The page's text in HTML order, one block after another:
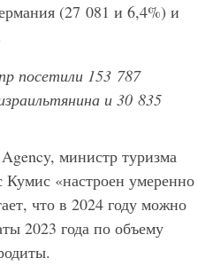
(27 081 и 6,4%) и
посетили 153 787
и 30 835
министр туризма
«настроен умеренно
что в 2024 году можно
2023 года по объему